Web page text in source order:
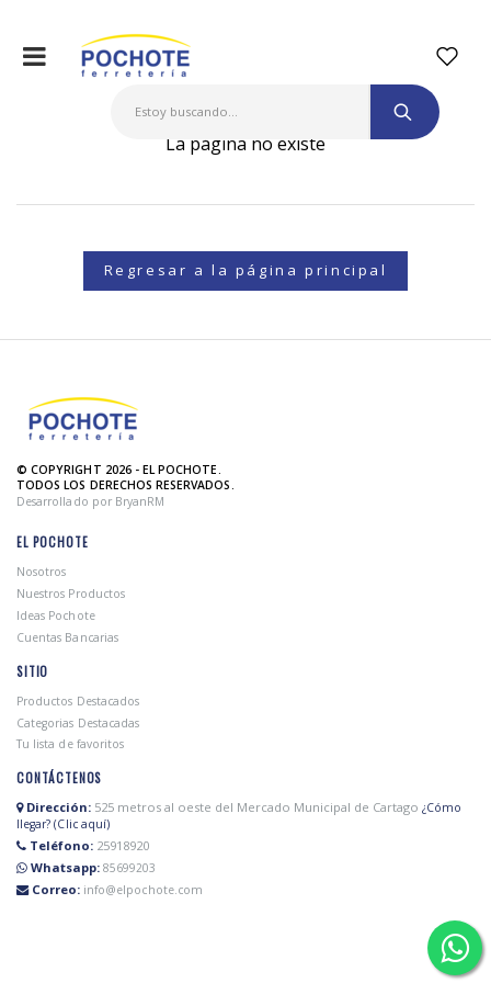
La página no existe
Regresar a la página principal
© COPYRIGHT 2026 - EL POCHOTE.
TODOS LOS DERECHOS RESERVADOS.
Desarrollado por BryanRM
EL POCHOTE
Nosotros
Nuestros Productos
Ideas Pochote
Cuentas Bancarias
SITIO
Productos Destacados
Categorias Destacadas
Tu lista de favoritos
CONTÁCTENOS
Dirección: 525 metros al oeste del Mercado Municipal de Cartago ¿Cómo
llegar? (Clic aquí)
Teléfono: 25918920
Whatsapp: 85699203
Correo: info@elpochote.com